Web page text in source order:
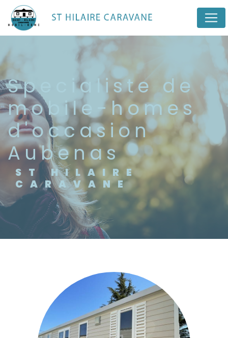
specialiste de
mobile-homes
d'occasion
Aubenas
ST HILAIRE
CARAVANE
Panneau de gestion des cookies